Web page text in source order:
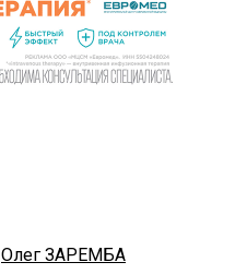
Олег ЗАРЕМБА